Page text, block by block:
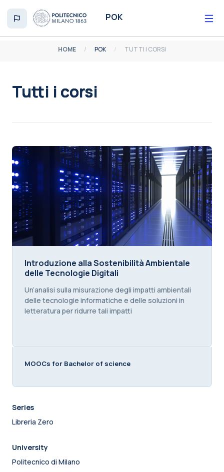
POK
HOME POK TUTTI I CORSI
Tutti i corsi
Introduzione alla Sostenibilità Ambientale delle
Introduzione alla Sostenibilità Ambientale
delle Tecnologie Digitali
Course summary text:
Un’analisi sulla misurazione degli impatti ambientali
delle tecnologie informatiche e delle soluzioni in
letteratura per ridurre tali impatti
MOOCs for Bachelor of science
Series
Libreria Zero
University
Politecnico di Milano